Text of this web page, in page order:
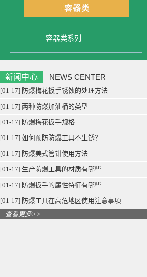
容器类系列
新闻中心 NEWS CENTER
[01-17] 防爆梅花扳手锈蚀的处理方法
[01-17] 两种防爆加油桶的类型
[01-17] 防爆梅花扳手规格
[01-17] 如何预防防爆工具不生锈？
[01-17] 防爆美式管钳使用方法
[01-17] 生产防爆工具的材质有哪些
[01-17] 防爆扳手的属性特征有哪些
[01-17] 防爆工具在高危地区使用注意事项
查看更多>>